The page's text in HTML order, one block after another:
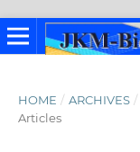
HOME / ARCHIVES /
Articles